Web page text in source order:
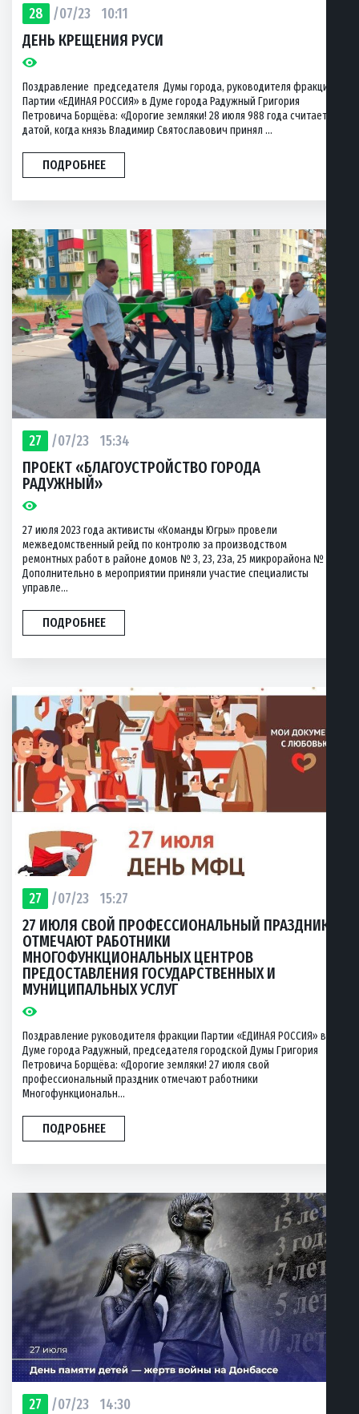
28 /07/23 10:11
ДЕНЬ КРЕЩЕНИЯ РУСИ
Поздравление председателя Думы города, руководителя фракции
Партии «ЕДИНАЯ РОССИЯ» в Думе города Радужный Григория
Петровича Борщёва: «Дорогие земляки! 28 июля 988 года считается
датой, когда князь Владимир Святославович принял ...
ПОДРОБНЕЕ
27 /07/23 15:34
ПРОЕКТ «БЛАГОУСТРОЙСТВО ГОРОДА
РАДУЖНЫЙ»
27 июля 2023 года активисты «Команды Югры» провели
межведомственный рейд по контролю за производством
ремонтных работ в районе домов № 3, 23, 23а, 25 микрорайона № 2.
Дополнительно в мероприятии приняли участие специалисты
управле...
ПОДРОБНЕЕ
27 /07/23 15:27
27 ИЮЛЯ СВОЙ ПРОФЕССИОНАЛЬНЫЙ ПРАЗДНИК
ОТМЕЧАЮТ РАБОТНИКИ
МНОГОФУНКЦИОНАЛЬНЫХ ЦЕНТРОВ
ПРЕДОСТАВЛЕНИЯ ГОСУДАРСТВЕННЫХ И
МУНИЦИПАЛЬНЫХ УСЛУГ
Поздравление руководителя фракции Партии «ЕДИНАЯ РОССИЯ» в
Думе города Радужный, председателя городской Думы Григория
Петровича Борщёва: «Дорогие земляки! 27 июля свой
профессиональный праздник отмечают работники
Многофункциональн...
ПОДРОБНЕЕ
27 /07/23 14:30